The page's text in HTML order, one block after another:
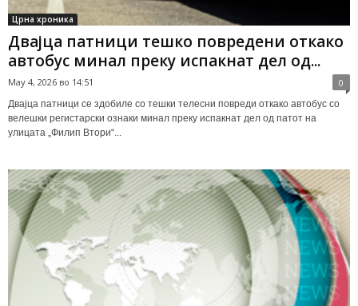
Црна хроника
Двајца патници тешко повредени откако
автобус минал преку испакнат дел од...
May 4, 2026 во 14:51 0
Двајца патници се здобиле со тешки телесни повреди откако автобус со
велешки регистарски ознаки минал преку испакнат дел од патот на
улицата „Филип Втори“...